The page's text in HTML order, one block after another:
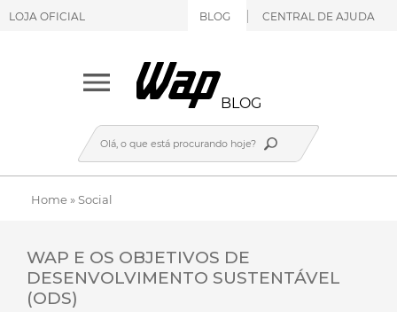
LOJA OFICIAL BLOG CENTRAL DE AJUDA
BLOG
Home»Social
WAP E OS OBJETIVOS DE
DESENVOLVIMENTO SUSTENTÁVEL
(ODS)